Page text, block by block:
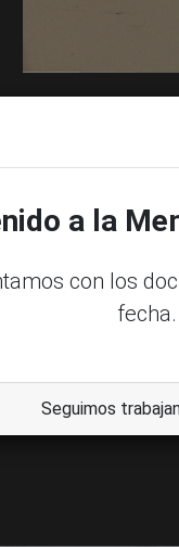
a la
con los
fecha.
Seguimos